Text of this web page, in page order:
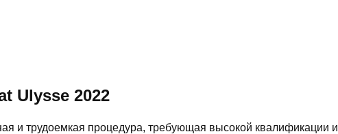
Ulysse 2022
и трудоемкая процедура, требующая высокой квалификации и